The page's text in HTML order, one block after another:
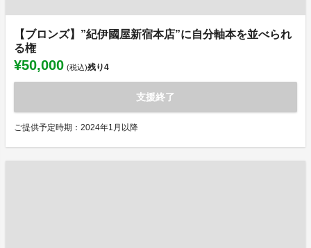
【ブロンズ】”紀伊國屋新宿本店”に自分軸本を並べられ
る権
¥50,000 (税込)残り4
支援終了
ご提供予定時期：2024年1月以降